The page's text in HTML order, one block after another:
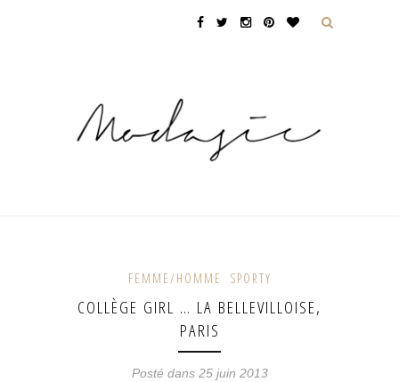
FEMME/HOMME SPORTY
COLLÈGE GIRL … LA BELLEVILLOISE,
PARIS
Posté dans 25 juin 2013